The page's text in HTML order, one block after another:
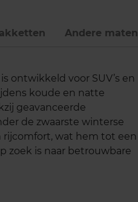
Andere maten
ontwikkeld voor SUV’s en
koude en natte
geavanceerde
de zwaarste winterse
wat hem tot een
zoek is naar betrouwbare